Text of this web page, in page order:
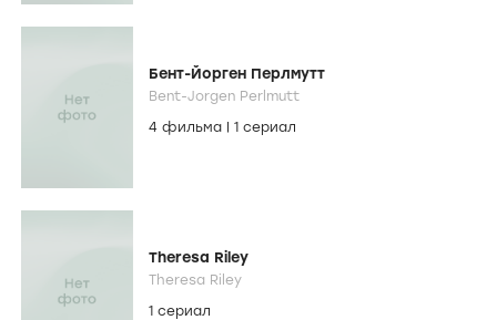
Бент-Йорген Перлмутт
Bent-Jorgen Perlmutt
4 фильма
1 сериал
Theresa Riley
Theresa Riley
1 сериал